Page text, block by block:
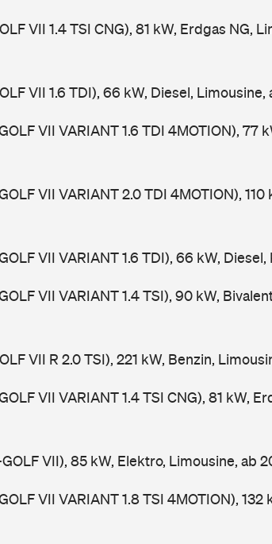
VII 1.4 TSI CNG), 81 kW, Erdgas NG,
VII 1.6 TDI), 66 kW, Diesel, Limousine,
VII VARIANT 1.6 TDI 4MOTION), 77
VII VARIANT 2.0 TDI 4MOTION),
VII VARIANT 1.6 TDI), 66 kW,
VII VARIANT 1.4 TSI), 90 kW,
VII R 2.0 TSI), 221 kW, Benzin,
VII VARIANT 1.4 TSI CNG), 81 kW,
VII), 85 kW, Elektro, Limousine, ab
VII VARIANT 1.8 TSI 4MOTION),